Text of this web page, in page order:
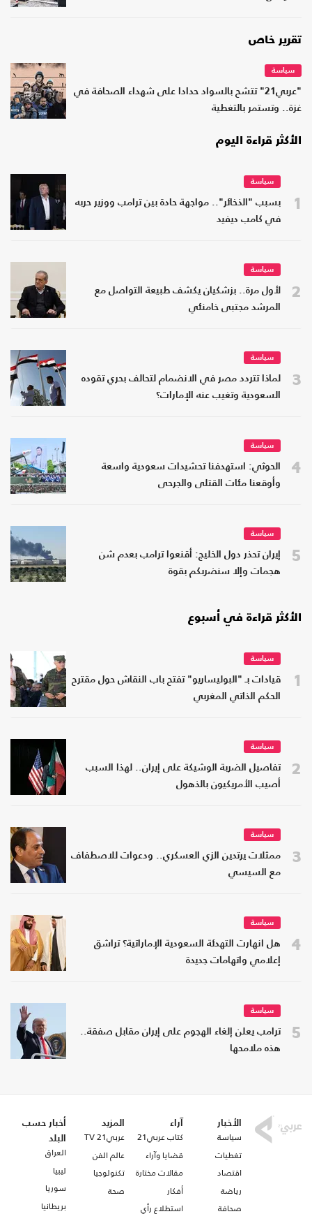
تقرير خاص
سياسة
"عربي21" تتشح بالسواد حدادا على شهداء الصحافة في
غزة.. وتستمر بالتغطية
الأكثر قراءة اليوم
1
سياسة
بسبب "الذخائر".. مواجهة حادة بين ترامب ووزير حربه
في كامب ديفيد
2
سياسة
لأول مرة.. بزشكيان يكشف طبيعة التواصل مع
المرشد مجتبى خامنئي
3
سياسة
لماذا تتردد مصر في الانضمام لتحالف بحري تقوده
السعودية وتغيب عنه الإمارات؟
4
سياسة
الحوثي: استهدفنا تحشيدات سعودية واسعة
وأوقعنا مئات القتلى والجرحى
5
سياسة
إيران تحذر دول الخليج: أقنعوا ترامب بعدم شن
هجمات وإلا سنضربكم بقوة
الأكثر قراءة في أسبوع
1
سياسة
قيادات بـ "البوليساريو" تفتح باب النقاش حول مقترح
الحكم الذاتي المغربي
2
سياسة
تفاصيل الضربة الوشيكة على إيران.. لهذا السبب
أصيب الأمريكيون بالذهول
3
سياسة
ممثلات يرتدين الزي العسكري.. ودعوات للاصطفاف
مع السيسي
4
سياسة
هل انهارت التهدئة السعودية الإماراتية؟ تراشق
إعلامي واتهامات جديدة
5
سياسة
ترامب يعلن إلغاء الهجوم على إيران مقابل صفقة..
هذه ملامحها
الأخبار
سياسة
تغطيات
اقتصاد
رياضة
صحافة
آراء
كتاب عربي21
قضايا وآراء
مقالات مختارة
أفكار
استطلاع رأي
المزيد
عربي21 TV
عالم الفن
تكنولوجيا
صحة
أخبار حسب
البلد
العراق
ليبيا
سوريا
بريطانيا